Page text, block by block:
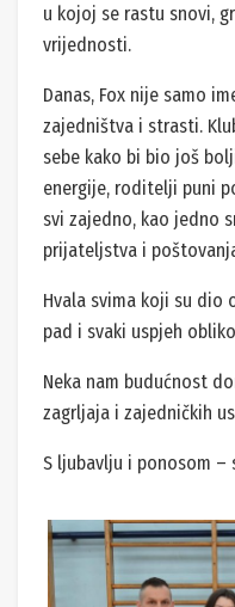
u kojoj se rastu snovi,
vrijednosti.
Danas, Fox nije samo
zajedništva i strasti.
sebe kako bi bio još
energije, roditelji puni
svi zajedno, kao jedno
prijateljstva i
Hvala svima koji su dio
pad i svaki uspjeh
Neka nam budućnost
zagrljaja i zajedničkih
S ljubavlju i ponosom –